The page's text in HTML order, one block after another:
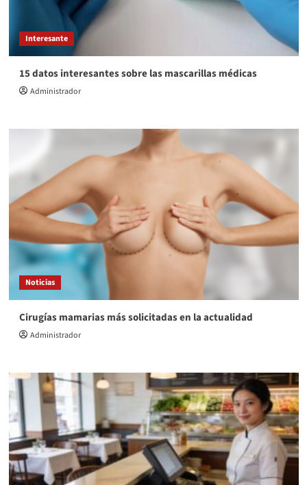
Interesante
15 datos interesantes sobre las mascarillas médicas
Administrador
Noticias
Cirugías mamarias más solicitadas en la actualidad
Administrador